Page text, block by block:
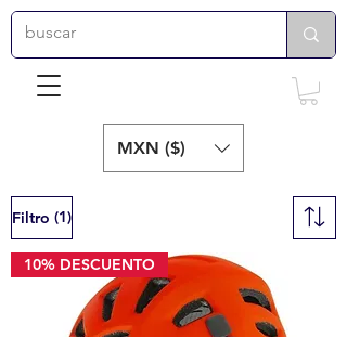
MXN ($)
Filtro (1)
10% DESCUENTO